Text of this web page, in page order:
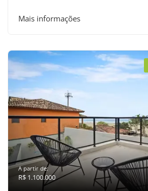
Mais informações
A partir de:
R$ 1.100.000